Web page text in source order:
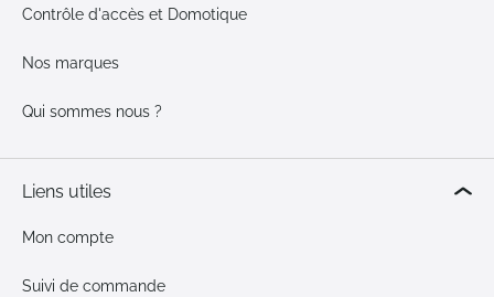
Contrôle d'accès et Domotique
Nos marques
Qui sommes nous ?
Liens utiles
Mon compte
Suivi de commande